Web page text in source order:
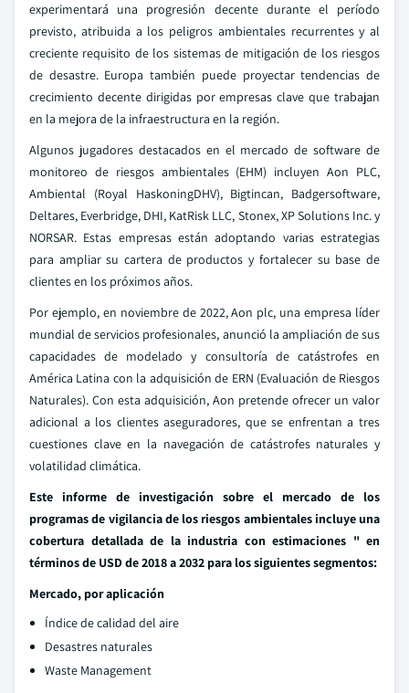
experimentará una progresión decente durante el período
previsto, atribuida a los peligros ambientales recurrentes y al
creciente requisito de los sistemas de mitigación de los riesgos
de desastre. Europa también puede proyectar tendencias de
crecimiento decente dirigidas por empresas clave que trabajan
en la mejora de la infraestructura en la región.
Algunos jugadores destacados en el mercado de software de
monitoreo de riesgos ambientales (EHM) incluyen Aon PLC,
Ambiental (Royal HaskoningDHV), Bigtincan, Badgersoftware,
Deltares, Everbridge, DHI, KatRisk LLC, Stonex, XP Solutions Inc. y
NORSAR. Estas empresas están adoptando varias estrategias
para ampliar su cartera de productos y fortalecer su base de
clientes en los próximos años.
Por ejemplo, en noviembre de 2022, Aon plc, una empresa líder
mundial de servicios profesionales, anunció la ampliación de sus
capacidades de modelado y consultoría de catástrofes en
América Latina con la adquisición de ERN (Evaluación de Riesgos
Naturales). Con esta adquisición, Aon pretende ofrecer un valor
adicional a los clientes aseguradores, que se enfrentan a tres
cuestiones clave en la navegación de catástrofes naturales y
volatilidad climática.
Este informe de investigación sobre el mercado de los
programas de vigilancia de los riesgos ambientales incluye una
cobertura detallada de la industria con estimaciones " en
términos de USD de 2018 a 2032 para los siguientes segmentos:
Mercado, por aplicación
Índice de calidad del aire
Desastres naturales
Waste Management